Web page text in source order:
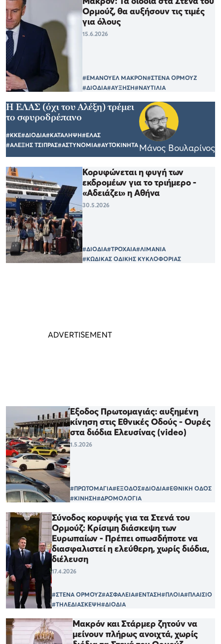
Ορμούζ, θα αυξήσουν τις τιμές
για όλους
15.6.2026
#ΕΜΑΝΟΥΕΛ ΜΑΚΡΟΝ#ΣΤΕΝΑ ΟΡΜΟΥΖ
#ΔΙΟΔΙΑ#ΑΥΞΗΣΗ#ΝΑΥΤΙΛΙΑ
Η ΕΛΑΣ (όχι του Αλέξη) τρέμει
το σφυροδρέπανο
#ΚΚΕ#ΔΙΟΔΙΑ#ΚΑΤΑΛΗΨΗ#ΕΛΑΣ
#ΑΛΕΞΗΣ ΤΣΙΠΡΑΣ#ΑΣΤΥΝΟΜΙΑ#ΑΥΤΟΚΙΝΗΤΑ Μάνος Βουλαρίνος
Κορυφώνεται η φυγή των
εκδρομέων για το τριήμερο -
«Αδειάζει» η Αθήνα
30.5.2026
#ΔΙΟΔΙΑ#ΤΡΟΧΑΙΑ#ΛΙΜΑΝΙΑ
#ΚΩΔΙΚΑΣ ΟΔΙΚΗΣ ΚΥΚΛΟΦΟΡΙΑΣ
Έξοδος Πρωτομαγιάς: αυξημένη
κίνηση στις Εθνικές Οδούς - Ουρές
στα διόδια Ελευσίνας (video)
1.5.2026
#ΠΡΩΤΟΜΑΓΙΑ#ΕΞΟΔΟΣ#ΔΙΟΔΙΑ#ΕΘΝΙΚΗ ΟΔΟΣ
#ΚΙΝΗΣΗ#ΔΡΟΜΟΛΟΓΙΑ
Σύνοδος κορυφής για τα Στενά του
Ορμούζ: Κρίσιμη διάσκεψη των
Ευρωπαίων - Πρέπει οπωσδήποτε να
διασφαλιστεί η ελεύθερη, χωρίς διόδια,
διέλευση
17.4.2026
#ΣΤΕΝΑ ΟΡΜΟΥΖ#ΑΣΦΑΛΕΙΑ#ΕΝΤΑΣΗ#ΠΛΟΙΑ#ΠΛΑΙΣΙΟ
#ΤΗΛΕΔΙΑΣΚΕΨΗ#ΔΙΟΔΙΑ
Μακρόν και Στάρμερ ζητούν να
μείνουν πλήρως ανοιχτά, χωρίς